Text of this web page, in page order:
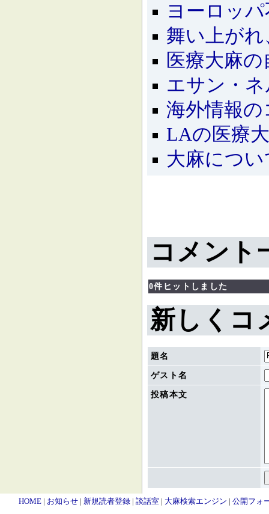
ヨーロッ
舞い上が
医療大麻
エサン・
海外情報の
LAの医療
大麻につ
コメント
0件ヒットしました
新しくコ
題名
ゲスト名
投稿本文
HOME | お知らせ | 新規読者登録 | 談話室 | 大麻検索エンジン | 公開フォ